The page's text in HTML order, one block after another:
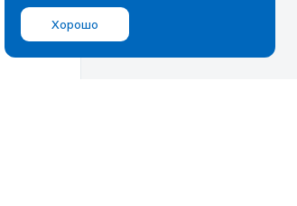
Хорошо